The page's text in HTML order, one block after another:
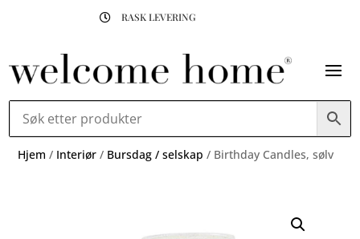
 RASK LEVERING
Hjem / Interiør / Bursdag / selskap / Birthday Candles, sølv